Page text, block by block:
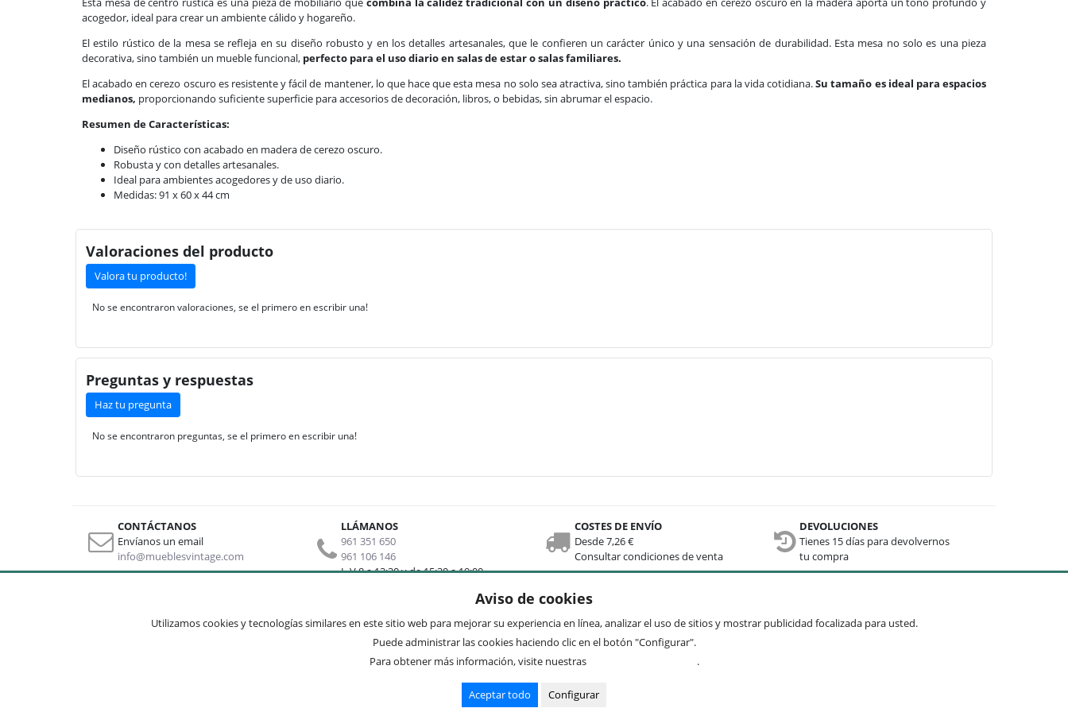
acogedor, ideal para crear un ambiente cálido y hogareño.
El estilo rústico de la mesa se refleja en su diseño robusto y en los detalles artesanales, que le confieren un carácter único y una sensación de durabilidad. Esta mesa no solo es una pieza
decorativa, sino también un mueble funcional, perfecto para el uso diario en salas de estar o salas familiares.
El acabado en cerezo oscuro es resistente y fácil de mantener, lo que hace que esta mesa no solo sea atractiva, sino también práctica para la vida cotidiana.Su tamaño es ideal para espacios
medianos, proporcionando suficiente superficie para accesorios de decoración, libros, o bebidas, sin abrumar el espacio.
Resumen de Características:
Diseño rústico con acabado en madera de cerezo oscuro.
Robusta y con detalles artesanales.
Ideal para ambientes acogedores y de uso diario.
Medidas: 91 x 60 x 44 cm
Valoraciones del producto
Valora tu producto!
No se encontraron valoraciones, se el primero en escribir una!
Preguntas y respuestas
Haz tu pregunta
No se encontraron preguntas, se el primero en escribir una!
CONTÁCTANOS
Envíanos un email
info@mueblesvintage.com
LLÁMANOS
961 351 650
961 106 146
L-V 8 a 13:30 y de 15:30 a 19:00
COSTES DE ENVÍO
Desde 7,26 €
Consultar condiciones de venta
DEVOLUCIONES
Tienes 15 días para devolvernos
tu compra
Sobre nosotros
Otros links
Mapa web
Preguntas frecuentes
Mi cuenta
Condiciones de envío y devolución
Newsletter Términos comunes
Aviso de cookies
Utilizamos cookies y tecnologías similares en este sitio web para mejorar su experiencia en línea, analizar el uso de sitios y mostrar publicidad focalizada para usted.
Puede administrar las cookies haciendo clic en el botón "Configurar".
Para obtener más información, visite nuestras
.
Aceptar todo Configurar